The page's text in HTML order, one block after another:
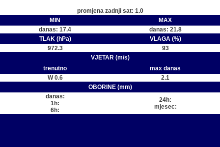
promjena zadnji sat: 1.0
MIN
MAX
danas: 17.4
danas: 21.8
TLAK (hPa)
VLAGA (%)
972.3
93
VJETAR (m/s)
trenutno
max danas
W 0.6
2.1
OBORINE (mm)
danas:
1h:
6h:
24h:
mjesec: